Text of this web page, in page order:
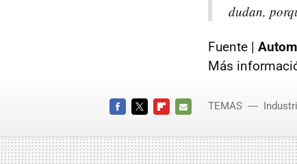
dudan,
Fuente |
Más
MAIL
TEMAS